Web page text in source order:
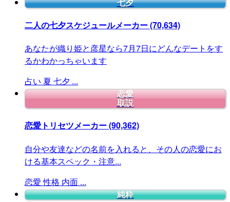
七夕
二人の七夕スケジュールメーカー(70,634)
あなたが織り姫と彦星なら7月7日にどんなデートをす
るかわかっちゃいます
占い 夏 七夕 ...
恋愛
取説
恋愛トリセツメーカー(90,362)
自分や友達などの名前を入れると、その人の恋愛にお
ける基本スペック・注意...
恋愛 性格 内面 ...
純粋